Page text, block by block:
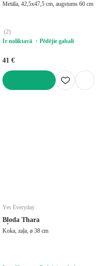
Metāla, 42,5x47,5 cm, augstums 60 cm
(2)
Ir noliktavā
Pēdējie gabali
41 €
Yes Everyday
Bļoda Thara
Koka, zaļa, ø 38 cm